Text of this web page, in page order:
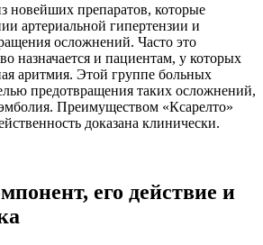
новейших препаратов, которые
артериальной гипертензии и
осложнений. Часто это
назначается и пациентам, у которых
аритмия. Этой группе больных
предотвращения таких осложнений,
Преимуществом «Ксарелто»
доказана клинически.
его действие и